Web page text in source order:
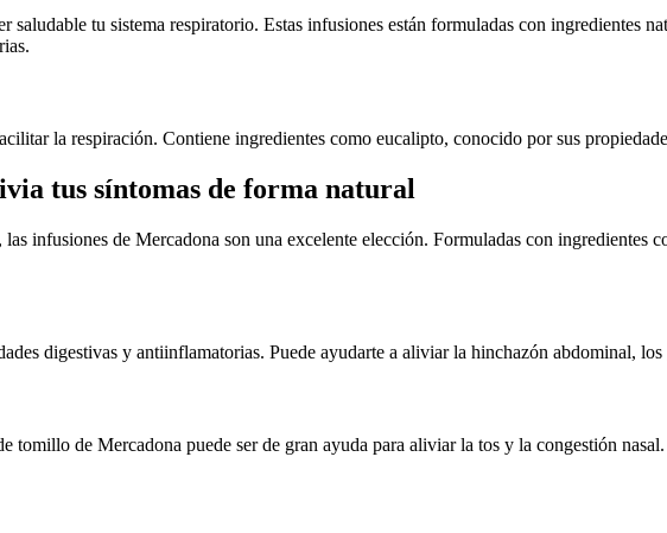
tu sistema respiratorio. Estas infusiones están formuladas con ingredientes
la respiración. Contiene ingredientes como eucalipto, conocido por sus
tus síntomas de forma natural
infusiones de Mercadona son una excelente elección. Formuladas con ingredientes
digestivas y antiinflamatorias. Puede ayudarte a aliviar la hinchazón abdominal, los
de Mercadona puede ser de gran ayuda para aliviar la tos y la congestión nasal.